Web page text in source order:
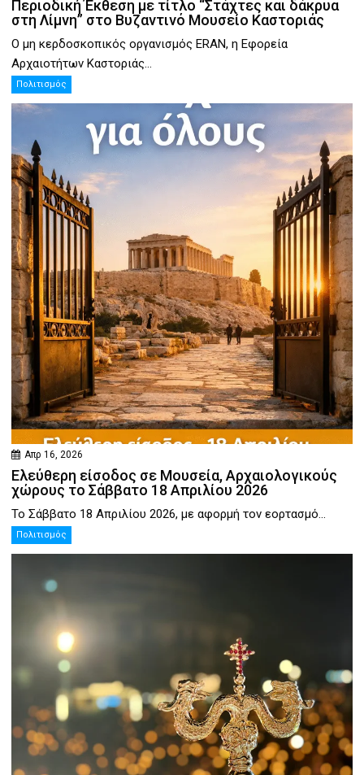
Περιοδική Έκθεση με τίτλο “Στάχτες και δάκρυα
στη Λίμνη” στο Βυζαντινό Μουσείο Καστοριάς
Ο μη κερδοσκοπικός οργανισμός ERAN, η Εφορεία
Αρχαιοτήτων Καστοριάς...
Πολιτισμός
Απρ 16, 2026
Ελεύθερη είσοδος σε Μουσεία, Αρχαιολογικούς
χώρους το Σάββατο 18 Απριλίου 2026
Το Σάββατο 18 Απριλίου 2026, με αφορμή τον εορτασμό...
Πολιτισμός